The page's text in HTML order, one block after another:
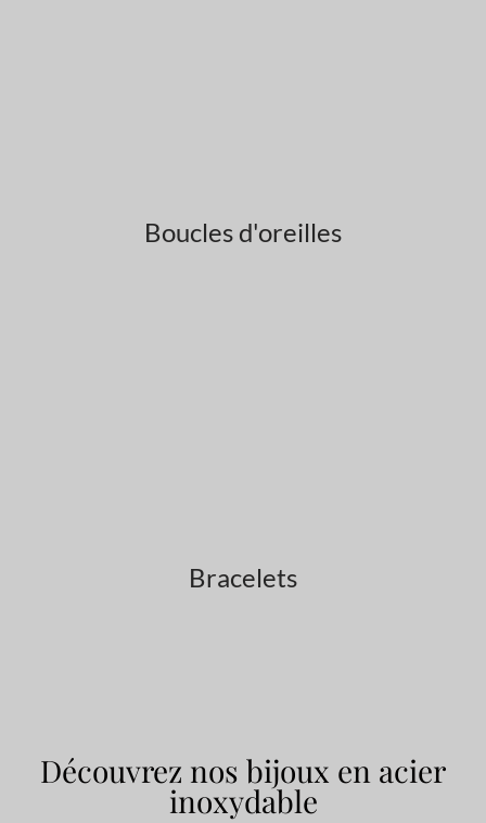
Boucles d'oreilles
Bracelets
Découvrez nos bijoux en acier
inoxydable